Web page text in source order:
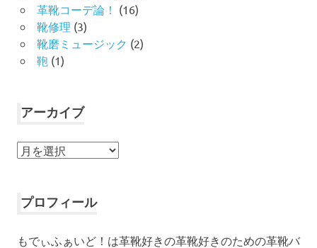
革靴コーデ論！ (16)
靴修理 (3)
靴磨ミュージック (2)
鞄 (1)
アーカイブ
ア
イ
プロフィール
もでぃふぁいど！は革靴好きの革靴好きのための革靴バ